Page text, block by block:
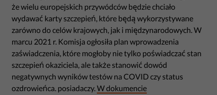
że wielu europejskich przywódców będzie chciało
wydawać karty szczepień, które będą wykorzystywane
zarówno do celów krajowych, jak i międzynarodowych. W
marcu 2021 r. Komisja ogłosiła plan wprowadzenia
zaświadczenia, które mogłoby nie tylko poświadczać stan
szczepień okaziciela, ale także stanowić dowód
negatywnych wyników testów na COVID czy status
ozdrowieńca. posiadaczy. W dokumencie